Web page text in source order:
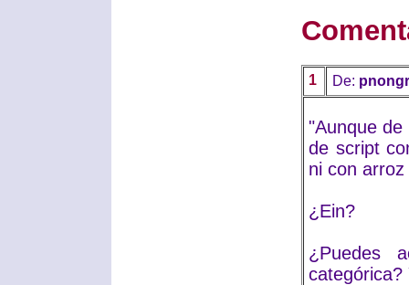
1 De:
"Aunque
de script
ni con
¿Ein?
¿Puedes
categórica?